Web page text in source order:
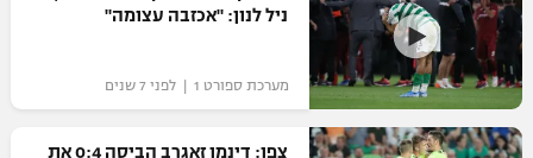
"מחצית בשכונה" – פודקאסט
משתתפים וזוכים בפרסים
אופניים
ספורט מוטורי
ניל לנון: "אכזבה עצומה"
מערכת ספורט 1 | לפני 7 שנים
צפו: דינמו זאגרב הביסה 0:4 את